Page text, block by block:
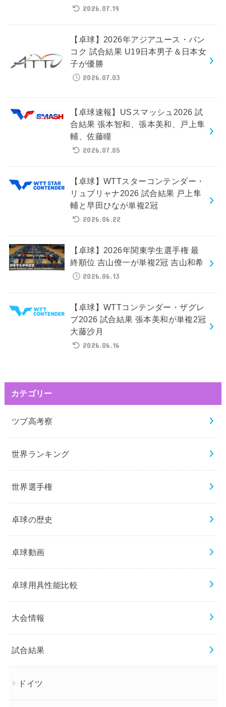
2026.07.19
【卓球】2026年アジアユース・バン
コク 試合結果 U19日本男子＆日本女
子が優勝
2026.07.03
【卓球速報】USスマッシュ2026 試
合結果 張本智和、張本美和、戸上隼
輔、佐藤瞳
2026.07.05
【卓球】WTTスターコンテンダー・
リュブリャナ2026 試合結果 戸上隼
輔と早田ひなが単複2冠
2026.06.22
【卓球】2026年関東学生選手権 最
終順位 吉山僚一が単複2冠 吉山和希
2026.06.13
【卓球】WTTコンテンダー・ザグレ
ブ2026 試合結果 張本美和が単複2冠
大藤沙月
2026.06.16
カテゴリー
ツブ高考察
世界ランキング
世界選手権
卓球の歴史
卓球動画
卓球用具性能比較
大会情報
試合結果
ドイツ